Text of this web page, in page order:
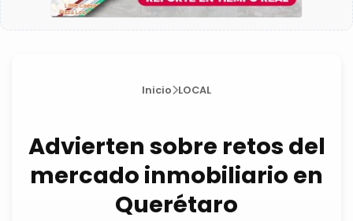
Inicio LOCAL
Advierten sobre retos del
mercado inmobiliario en
Querétaro